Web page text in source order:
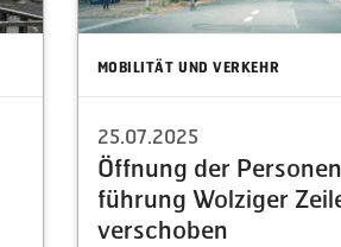
MOBILITÄT UND VERKEHR
25.07.2025
Öffnung der
führung Wolziger
verschoben